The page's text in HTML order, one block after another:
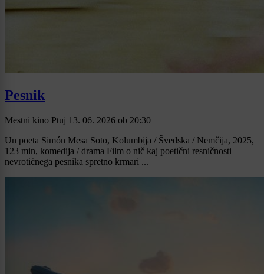
Pesnik
Mestni kino Ptuj 13. 06. 2026 ob 20:30
Un poeta Simón Mesa Soto, Kolumbija / Švedska / Nemčija, 2025,
123 min, komedija / drama Film o nič kaj poetični resničnosti
nevrotičnega pesnika spretno krmari ...